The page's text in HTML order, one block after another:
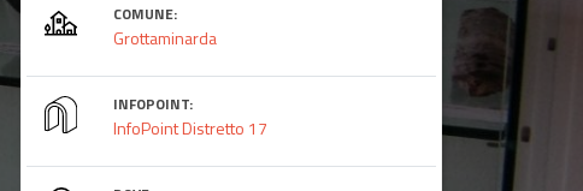
COMUNE:
Grottaminarda
INFOPOINT:
InfoPoint Distretto 17